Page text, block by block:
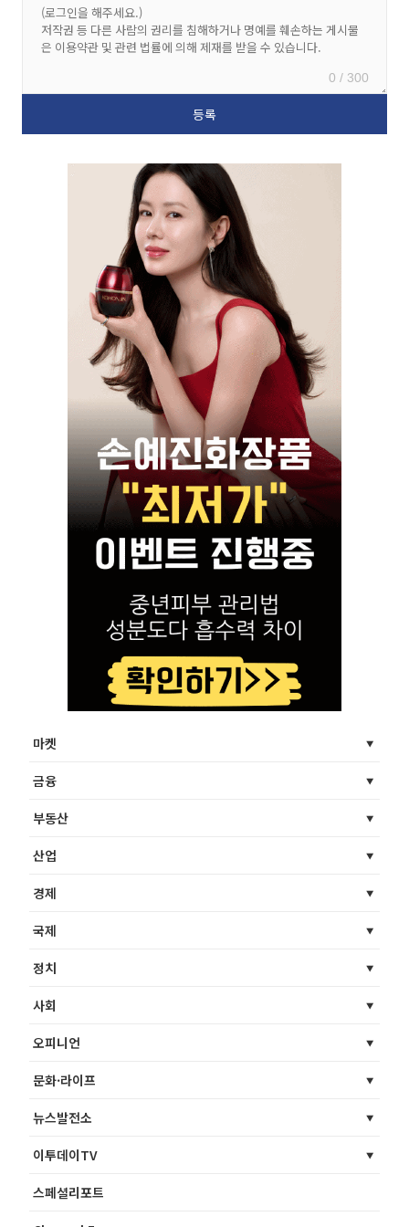
0 / 300
마켓
금융
부동산
산업
경제
국제
정치
사회
오피니언
문화·라이프
뉴스발전소
이투데이TV
스페셜리포트